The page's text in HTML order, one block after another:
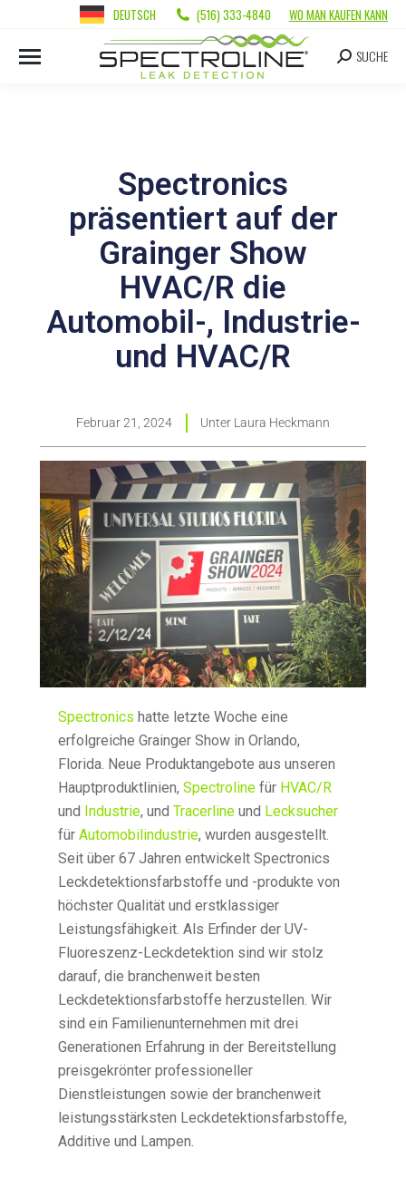
DEUTSCH (516) 333-4840 WO MAN KAUFEN KANN
SUCHE
Spectronics
präsentiert auf der
Grainger Show
HVAC/R die
Automobil-, Industrie-
und HVAC/R
Februar 21, 2024 Unter Laura Heckmann
Spectronics hatte letzte Woche eine
erfolgreiche Grainger Show in Orlando,
Florida. Neue Produktangebote aus unseren
Hauptproduktlinien,Spectroline für HVAC/R
und Industrie, undTracerline und Lecksucher
fürAutomobilindustrie, wurden ausgestellt.
Seit über 67 Jahren entwickelt Spectronics
Leckdetektionsfarbstoffe und -produkte von
höchster Qualität und erstklassiger
Leistungsfähigkeit. Als Erfinder der UV-
Fluoreszenz-Leckdetektion sind wir stolz
darauf, die branchenweit besten
Leckdetektionsfarbstoffe herzustellen. Wir
sind ein Familienunternehmen mit drei
Generationen Erfahrung in der Bereitstellung
preisgekrönter professioneller
Dienstleistungen sowie der branchenweit
leistungsstärksten Leckdetektionsfarbstoffe,
Additive und Lampen.